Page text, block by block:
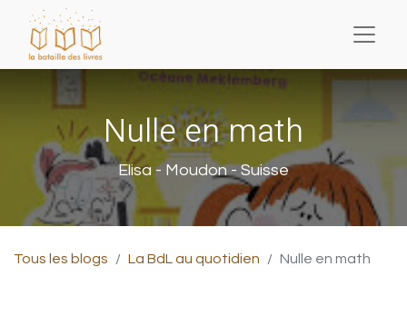
Nulle en math
Elisa - Moudon - Suisse
Tous les blogs La BdL au quotidien Nulle en math